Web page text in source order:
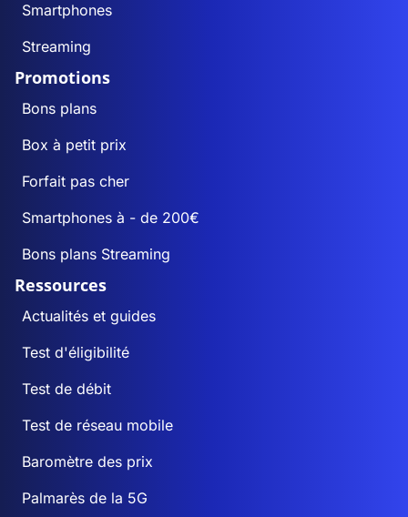
Smartphones
Streaming
Promotions
Bons plans
Box à petit prix
Forfait pas cher
Smartphones à - de 200€
Bons plans Streaming
Ressources
Actualités et guides
Test d'éligibilité
Test de débit
Test de réseau mobile
Baromètre des prix
Palmarès de la 5G